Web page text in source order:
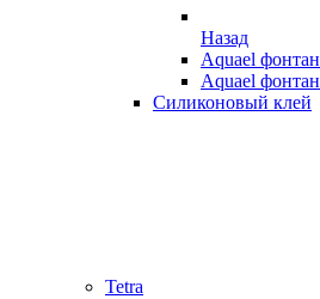
Назад
Aquael
Aquael
Силиконовый клей
Tetra